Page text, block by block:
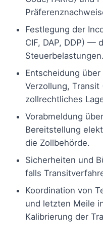
Festlegung der
CIF, DAP, DDP) —
Steuerbelastungen.
Entscheidung
Verzollung, Transit
zollrechtliches
Vorabmeldung
Bereitstellung
die Zollbehörde.
Sicherheiten und
falls
Koordination von
und letzten Meile
Kalibrierung der